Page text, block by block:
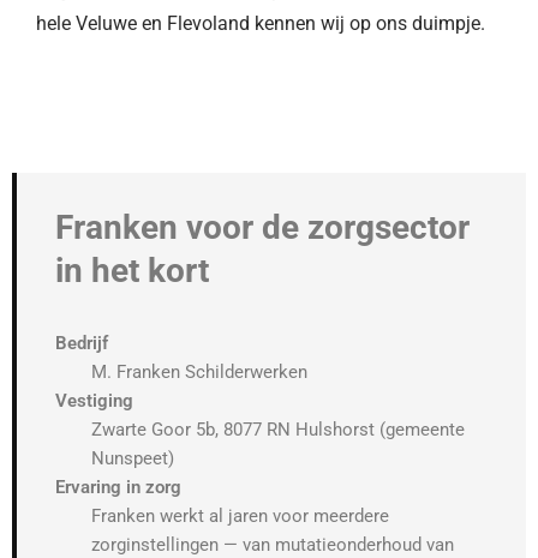
hele Veluwe en Flevoland kennen wij op ons duimpje.
Franken voor de zorgsector
in het kort
Bedrijf
M. Franken Schilderwerken
Vestiging
Zwarte Goor 5b, 8077 RN Hulshorst (gemeente
Nunspeet)
Ervaring in zorg
Franken werkt al jaren voor meerdere
zorginstellingen — van mutatieonderhoud van